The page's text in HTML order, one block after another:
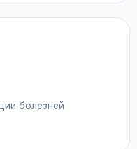
болезней